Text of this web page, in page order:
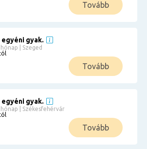
Tovább
egyéni gyak.
| Szeged
Tovább
egyéni gyak.
| Székesfehérvár
Tovább